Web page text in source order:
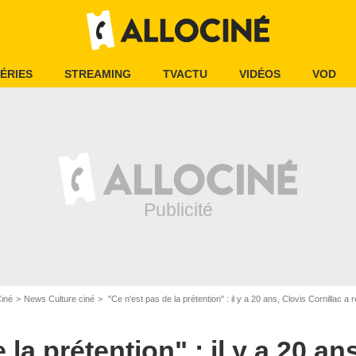
STREAMING TVACTU VIDÉOS VOD
News Culture ciné "Ce n'est pas de la prétention" : il y a 20 ans, Clovis Cornillac a refusé